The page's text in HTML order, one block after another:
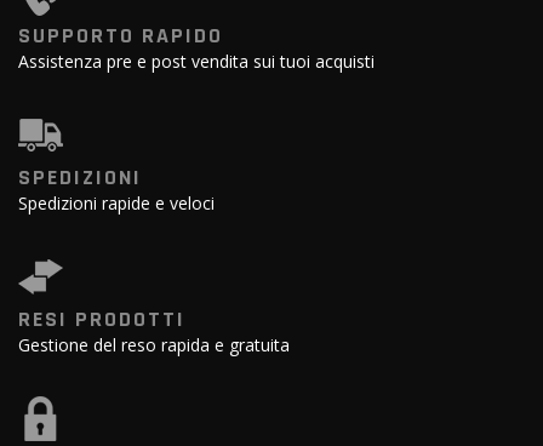
SUPPORTO RAPIDO
Assistenza pre e post vendita sui tuoi acquisti
SPEDIZIONI
Spedizioni rapide e veloci
RESI PRODOTTI
Gestione del reso rapida e gratuita